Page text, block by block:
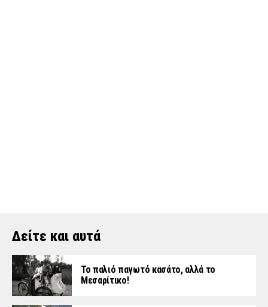
Δείτε και αυτά
Το παλιό παγωτό κασάτο, αλλά το
Μεσαρίτικο!